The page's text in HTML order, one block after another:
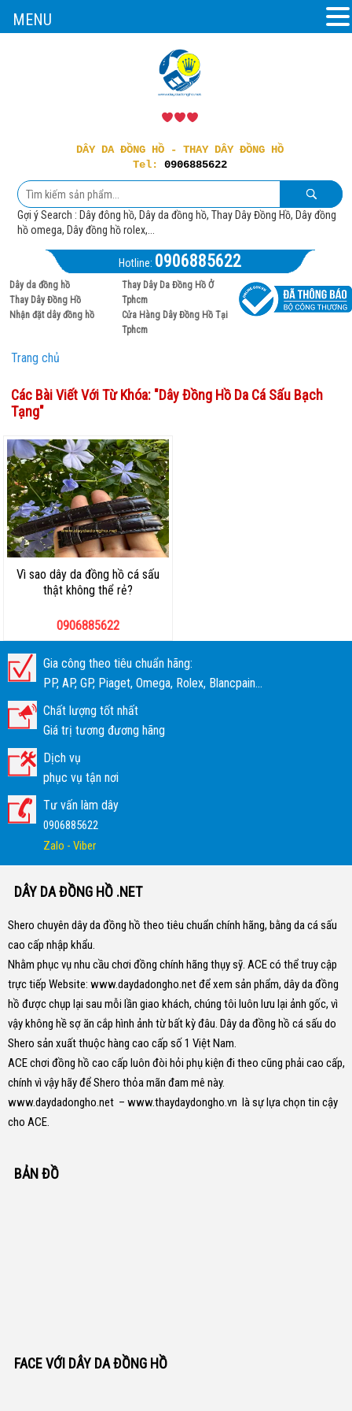
DÂY DA ĐỒNG HỒ - THAY DÂY ĐỒNG HỒ
Tel: 0906885622
Gợi ý Search : Dây đông hồ, Dây da đồng hồ, Thay Dây Đồng Hồ, Dây đồng
hồ omega, Dây đồng hồ rolex,...
Hotline: 0906885622
Dây da đồng hồ
Thay Dây Đồng Hồ
Nhận đặt dây đồng hồ
Thay Dây Da Đồng Hồ Ở
Tphcm
Cửa Hàng Dây Đồng Hồ Tại
Tphcm
Trang chủ
Các Bài Viết Với Từ Khóa: "Dây Đồng Hồ Da Cá Sấu Bạch
Tạng"
Vì sao dây da đồng hồ cá sấu
thật không thể rẻ?
0906885622
Gia công theo tiêu chuẩn hãng:
PP, AP, GP, Piaget, Omega, Rolex, Blancpain...
Chất lượng tốt nhất
Giá trị tương đương hãng
Dịch vụ
phục vụ tận nơi
Tư vấn làm dây
0906885622
Zalo - Viber
DÂY DA ĐỒNG HỒ .NET
Shero chuyên dây da đồng hồ theo tiêu chuẩn chính hãng, bằng da cá sấu
cao cấp nhập khẩu.
Nhằm phục vụ nhu cầu chơi đồng chính hãng thụy sỹ. ACE có thể truy cập
trực tiếp Website: www.daydadongho.netđể xem sản phẩm, dây da đồng
hồ được chụp lại sau mỗi lần giao khách, chúng tôi luôn lưu lại ảnh gốc, vì
vậy không hề sợ ăn cắp hình ảnh từ bất kỳ đâu. Dây da đồng hồ cá sấu do
Shero sản xuất thuộc hàng cao cấp số 1 Việt Nam.
ACE chơi đồng hồ cao cấp luôn đòi hỏi phụ kiện đi theo cũng phải cao cấp,
chính vì vậy hãy để Shero thỏa mãn đam mê này.
www.daydadongho.net – www.thaydaydongho.vn là sự lựa chọn tin cậy
cho ACE.
BẢN ĐỒ
FACE VỚI DÂY DA ĐỒNG HỒ
MENU